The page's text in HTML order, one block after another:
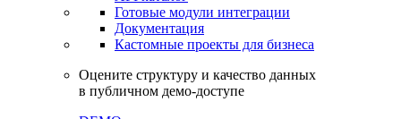
Получить доступ
API & Data Feed
API and Data Feed
Готовые модули интеграции
Документация